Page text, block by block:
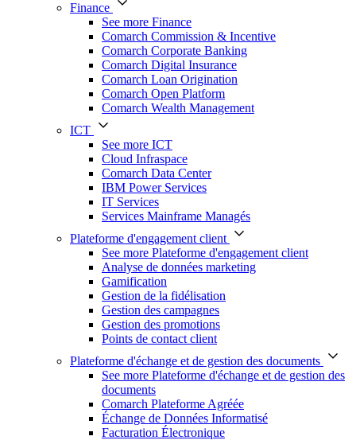
Finance
See more Finance
Comarch Commission & Incentive
Comarch Corporate Banking
Comarch Digital Insurance
Comarch Loan Origination
Comarch Open Platform
Comarch Wealth Management
ICT
See more ICT
Cloud Infraspace
Comarch Data Center
IBM Power Services
IT Services
Services Mainframe Managés
Plateforme d'engagement client
See more Plateforme d'engagement client
Analyse de données marketing
Gamification
Gestion de la fidélisation
Gestion des campagnes
Gestion des promotions
Points de contact client
Plateforme d'échange et de gestion des documents
See more Plateforme d'échange et de gestion des
documents
Comarch Plateforme Agréée
Échange de Données Informatisé
Facturation Électronique